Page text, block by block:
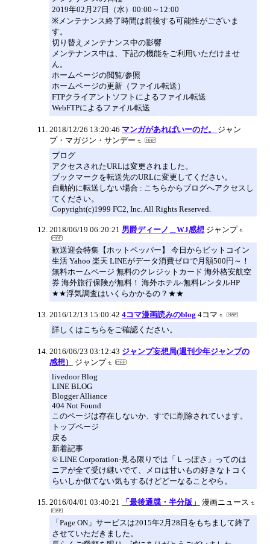
2019年02月27日（水）00:00～12:00
※メンテナンス終了時間は前後する可能性がございま
す。
切り替えメンテナンス中の影響
メンテナンス中は、下記の機能をご利用いただけませ
ん。
ホームページの閲覧/参照
ホームページの更新（ファイル転送）
FTPクライアントソフトによるファイル転送
WebFTPによるファイル転送
2018/12/26 13:20:46 マンガがあればいーのだ。 ジャン
プ・マガジン・サンデー
ブログ
アクセスされたURLは変更されました。
ブックマークを転送先のURLに変更してください。
自動的に転送しない場合 : こちらからブログへアクセスし
てください。
Copyright(c)1999 FC2, Inc. All Rights Reserved.
2018/06/19 06:20:21 男爵ディーノ＿WJ感想 ジャンプ
歓送迎会特集【ホットペッパー】 今日からビットコイン
生活 Yahoo 楽天 LINEがデータ消費ゼロで月額500円～！
無料ホームページ 無料のクレジットカード 海外格安航空
券 海外旅行保険が無料！ 海外ホテル-無料レンタルHP
★★浮気調査はいくらかかるの？★★
2016/12/13 15:00:42 4コマ漫画読みのblog 4コマ
詳しくはこちらをご確認ください。
2016/06/23 03:12:43 ジャンプ妄想局(週刊少年ジャンプの
感想）
ジャンプ
livedoor Blog
LINE BLOG
Blogger Alliance
404 Not Found
このページは存在しないか、すでに削除されています。
トップページ
戻る
新着記事
© LINE Corporation-見る限りでは「Ｌっぽさ」ってのは
ニアが全て受け継いでて、メロは甘いもの好きなトコく
らいしか似てない気もするけどどーなることやら。
2016/04/01 03:40:21 「最後通牒・半分版」 漫画ニュース
「Page ON」サービスは2015年2月28日をもちまして終了
させていただきました。